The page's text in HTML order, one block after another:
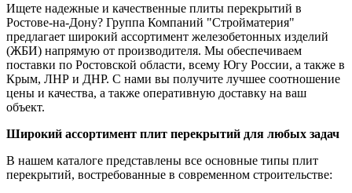
Ищете надежные и качественные плиты перекрытий в
Ростове-на-Дону? Группа Компаний "Стройматерия"
предлагает широкий ассортимент железобетонных изделий
(ЖБИ) напрямую от производителя. Мы обеспечиваем
поставки по Ростовской области, всему Югу России, а также в
Крым, ЛНР и ДНР. С нами вы получите лучшее соотношение
цены и качества, а также оперативную доставку на ваш
объект.
Широкий ассортимент плит перекрытий для любых задач
В нашем каталоге представлены все основные типы плит
перекрытий, востребованные в современном строительстве: